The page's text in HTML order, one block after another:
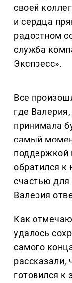
своей
и сердца
радостном
служба
Экспресс».
Все
где
принимала
самый
поддержкой
обратился к
счастью для
Валерия
Как
удалось
самого
рассказали,
готовился к